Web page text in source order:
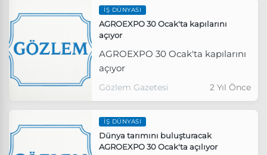
İŞ DÜNYASI
AGROEXPO 30 Ocak'ta kapılarını
açıyor
AGROEXPO 30 Ocak'ta kapılarını
açıyor
Gözlem Gazetesi 2 Yıl Önce
İŞ DÜNYASI
Dünya tarımını buluşturacak
AGROEXPO 30 Ocak'ta açılıyor